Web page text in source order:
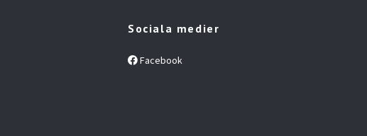
Sociala medier
Facebook